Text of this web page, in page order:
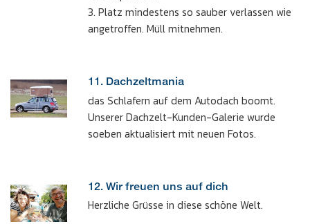
3. Platz mindestens so sauber verlassen wie
angetroffen. Müll mitnehmen.
11. Dachzeltmania
das Schlafern auf dem Autodach boomt.
Unserer Dachzelt-Kunden-Galerie wurde
soeben aktualisiert mit neuen Fotos.
12. Wir freuen uns auf dich
Herzliche Grüsse in diese schöne Welt.